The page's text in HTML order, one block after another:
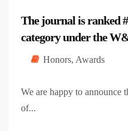
The journal is ranked
category under the
Honors, Awards
We are happy to announce
of...